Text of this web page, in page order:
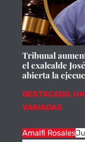
Tribunal
el exalcalde
abierta la
DESTACADO,
VARIADAS
Amalfi Rosales